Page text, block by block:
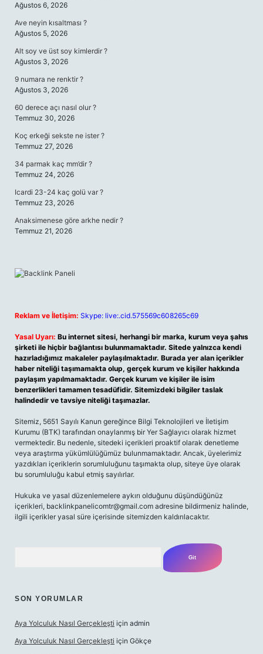
Ağustos 6, 2026
Ave neyin kısaltması ?
Ağustos 5, 2026
Alt soy ve üst soy kimlerdir ?
Ağustos 3, 2026
9 numara ne renktir ?
Ağustos 3, 2026
60 derece açı nasıl olur ?
Temmuz 30, 2026
Koç erkeği sekste ne ister ?
Temmuz 27, 2026
34 parmak kaç mm’dir ?
Temmuz 24, 2026
Icardi 23-24 kaç golü var ?
Temmuz 23, 2026
Anaksimenese göre arkhe nedir ?
Temmuz 21, 2026
Reklam ve İletişim: Skype: live:.cid.575569c608265c69
Yasal Uyarı: Bu internet sitesi, herhangi bir marka, kurum veya şahıs
şirketi ile hiçbir bağlantısı bulunmamaktadır. Sitede yalnızca kendi
hazırladığımız makaleler paylaşılmaktadır. Burada yer alan içerikler
haber niteliği taşımamakta olup, gerçek kurum ve kişiler hakkında
paylaşım yapılmamaktadır. Gerçek kurum ve kişiler ile isim
benzerlikleri tamamen tesadüfidir. Sitemizdeki bilgiler taslak
halindedir ve tavsiye niteliği taşımazlar.
Sitemiz, 5651 Sayılı Kanun gereğince Bilgi Teknolojileri ve İletişim
Kurumu (BTK) tarafından onaylanmış bir Yer Sağlayıcı olarak hizmet
vermektedir. Bu nedenle, sitedeki içerikleri proaktif olarak denetleme
veya araştırma yükümlülüğümüz bulunmamaktadır. Ancak, üyelerimiz
yazdıkları içeriklerin sorumluluğunu taşımakta olup, siteye üye olarak
bu sorumluluğu kabul etmiş sayılırlar.
Hukuka ve yasal düzenlemelere aykırı olduğunu düşündüğünüz
içerikleri, backlinkpanelicomtr@gmail.com adresine bildirmeniz halinde,
ilgili içerikler yasal süre içerisinde sitemizden kaldırılacaktır.
SON YORUMLAR
Aya Yolculuk Nasıl Gerçekleşti için admin
Aya Yolculuk Nasıl Gerçekleşti için Gökçe